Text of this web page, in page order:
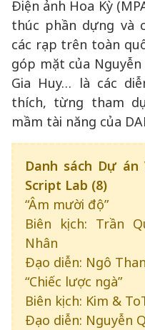
Điện ảnh Hoa Kỳ
thúc phần dựng và
các rạp trên toàn
góp mặt của
Gia Huy… là các
thích, từng tham
mầm tài năng của
Danh sách Dự
Script Lab (8)
“Âm mười độ”
Biên kịch: Trần
Nhân
Đạo diễn: Ngô
“Chiếc lược ngà”
Biên kịch: Kim &
Đạo diễn: Nguyễn